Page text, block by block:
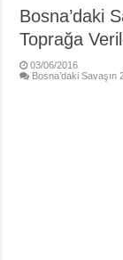
Bosna’daki
Toprağa
03/06/2016
Bosna’daki Savaşın